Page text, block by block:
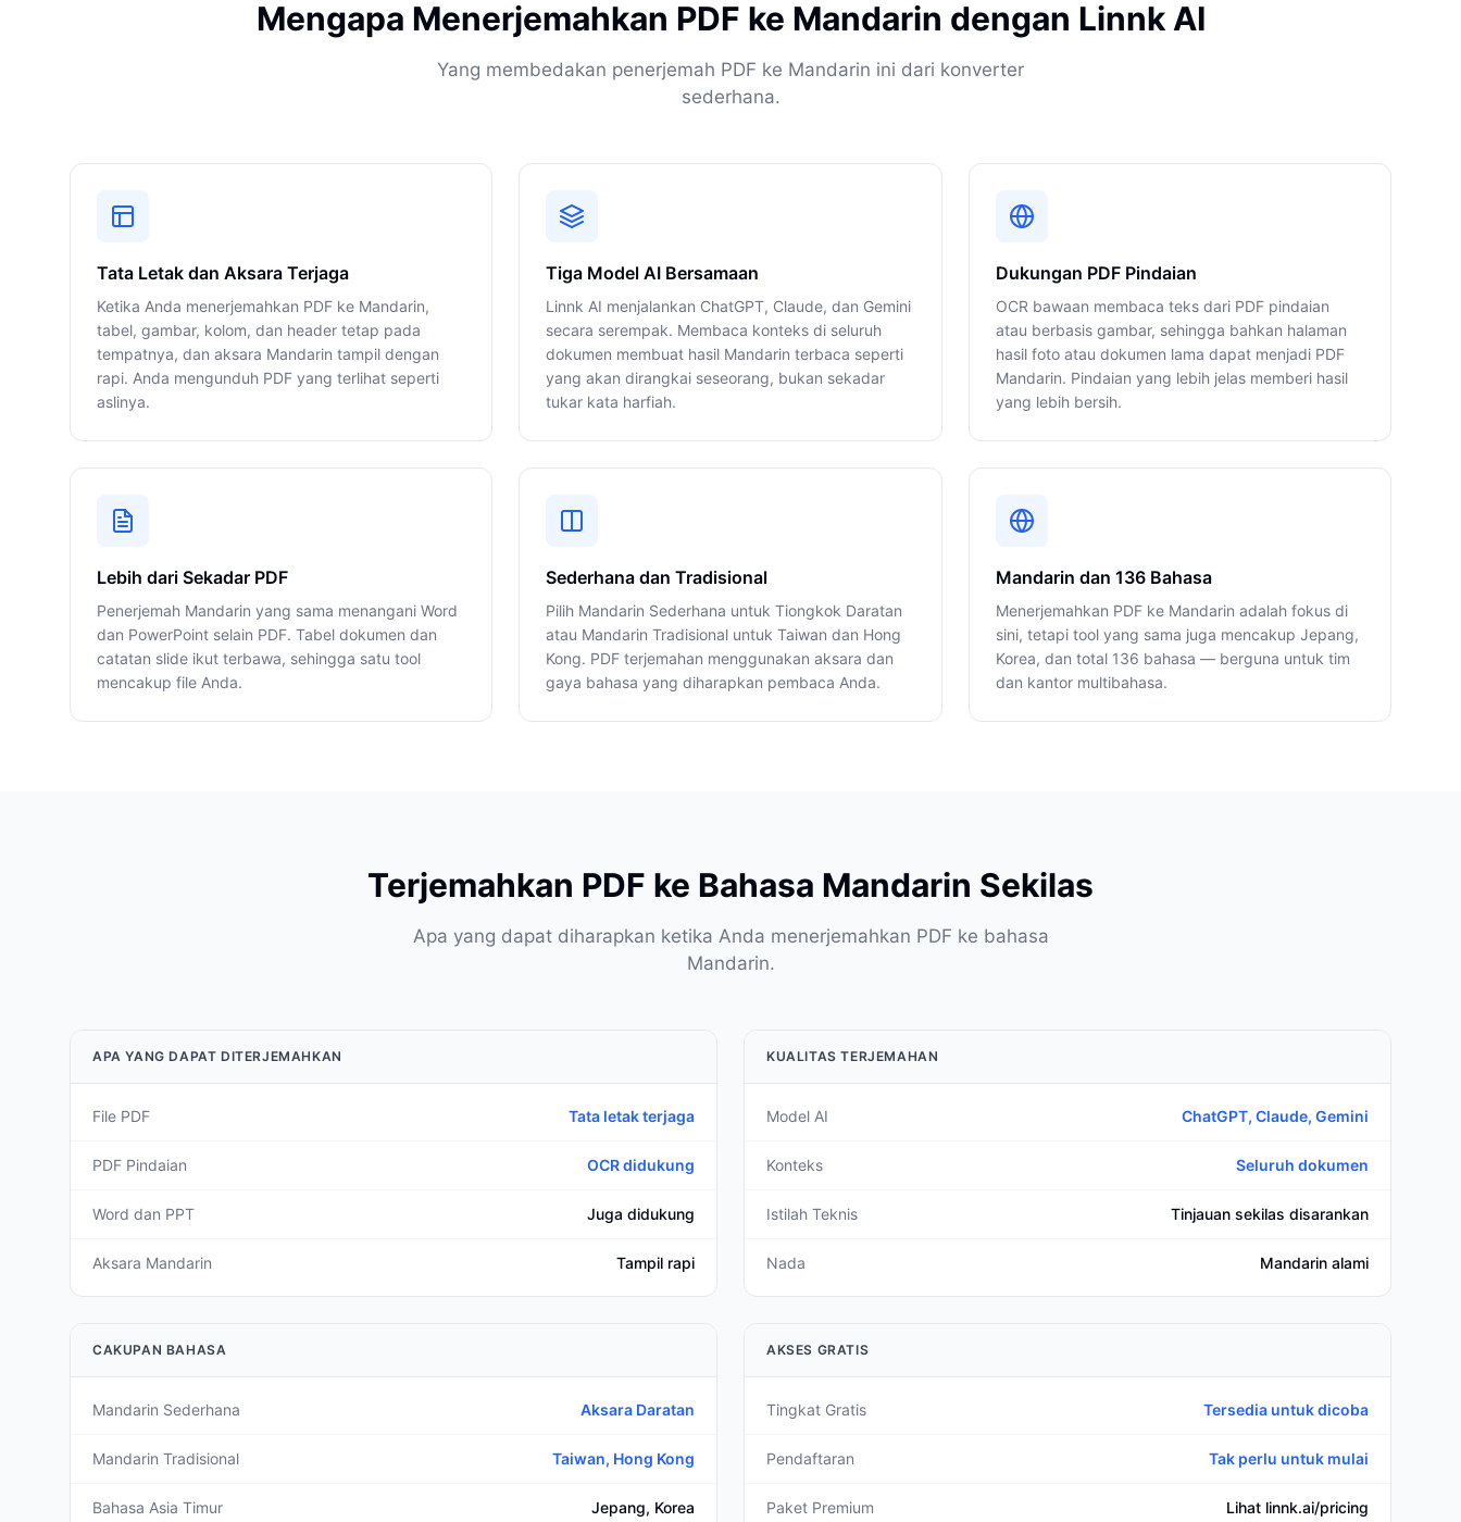
Mengapa Menerjemahkan PDF ke Mandarin dengan Linnk AI
Yang membedakan penerjemah PDF ke Mandarin ini dari konverter
sederhana.
Tata Letak dan Aksara Terjaga
Ketika Anda menerjemahkan PDF ke Mandarin,
tabel, gambar, kolom, dan header tetap pada
tempatnya, dan aksara Mandarin tampil dengan
rapi. Anda mengunduh PDF yang terlihat seperti
aslinya.
Tiga Model AI Bersamaan
Linnk AI menjalankan ChatGPT, Claude, dan Gemini
secara serempak. Membaca konteks di seluruh
dokumen membuat hasil Mandarin terbaca seperti
yang akan dirangkai seseorang, bukan sekadar
tukar kata harfiah.
Dukungan PDF Pindaian
OCR bawaan membaca teks dari PDF pindaian
atau berbasis gambar, sehingga bahkan halaman
hasil foto atau dokumen lama dapat menjadi PDF
Mandarin. Pindaian yang lebih jelas memberi hasil
yang lebih bersih.
Lebih dari Sekadar PDF
Penerjemah Mandarin yang sama menangani Word
dan PowerPoint selain PDF. Tabel dokumen dan
catatan slide ikut terbawa, sehingga satu tool
mencakup file Anda.
Sederhana dan Tradisional
Pilih Mandarin Sederhana untuk Tiongkok Daratan
atau Mandarin Tradisional untuk Taiwan dan Hong
Kong. PDF terjemahan menggunakan aksara dan
gaya bahasa yang diharapkan pembaca Anda.
Mandarin dan 136 Bahasa
Menerjemahkan PDF ke Mandarin adalah fokus di
sini, tetapi tool yang sama juga mencakup Jepang,
Korea, dan total 136 bahasa — berguna untuk tim
dan kantor multibahasa.
Terjemahkan PDF ke Bahasa Mandarin Sekilas
Apa yang dapat diharapkan ketika Anda menerjemahkan PDF ke bahasa
Mandarin.
APA YANG DAPAT DITERJEMAHKAN
File PDF Tata letak terjaga
PDF Pindaian OCR didukung
Word dan PPT Juga didukung
Aksara Mandarin Tampil rapi
KUALITAS TERJEMAHAN
Model AI ChatGPT, Claude, Gemini
Konteks Seluruh dokumen
Istilah Teknis Tinjauan sekilas disarankan
Nada Mandarin alami
CAKUPAN BAHASA
Mandarin Sederhana Aksara Daratan
Mandarin Tradisional Taiwan, Hong Kong
Bahasa Asia Timur Jepang, Korea
AKSES GRATIS
Tingkat Gratis Tersedia untuk dicoba
Pendaftaran Tak perlu untuk mulai
Paket Premium Lihat linnk.ai/pricing